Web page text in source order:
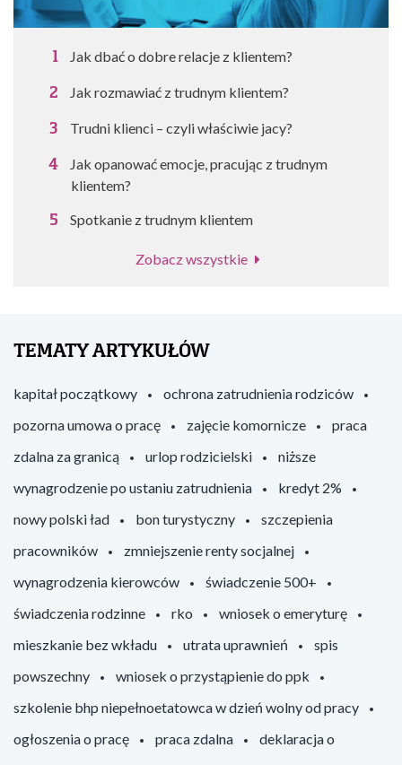
Jak dbać o dobre relacje z klientem?
Jak rozmawiać z trudnym klientem?
Trudni klienci – czyli właściwie jacy?
Jak opanować emocje, pracując z trudnym
klientem?
Spotkanie z trudnym klientem
Zobacz wszystkie
TEMATY ARTYKUŁÓW
kapitał początkowy
ochrona zatrudnienia rodziców
pozorna umowa o pracę
zajęcie komornicze
praca
zdalna za granicą
urlop rodzicielski
niższe
wynagrodzenie po ustaniu zatrudnienia
kredyt 2%
nowy polski ład
bon turystyczny
szczepienia
pracowników
zmniejszenie renty socjalnej
wynagrodzenia kierowców
świadczenie 500+
świadczenia rodzinne
rko
wniosek o emeryturę
mieszkanie bez wkładu
utrata uprawnień
spis
powszechny
wniosek o przystąpienie do ppk
szkolenie bhp niepełnoetatowca w dzień wolny od pracy
ogłoszenia o pracę
praca zdalna
deklaracja o